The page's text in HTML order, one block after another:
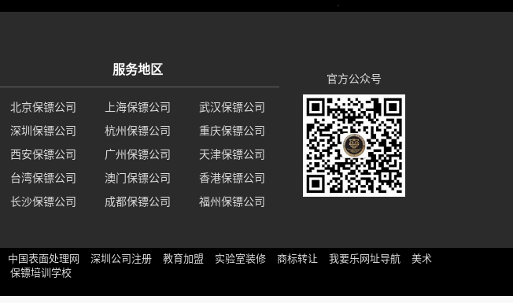
服务地区
北京保镖公司 上海保镖公司
武汉保镖公司
深圳保镖公司
杭州保镖公司
重庆保镖公司
西安保镖公司
广州保镖公司
天津保镖公司
台湾保镖公司
澳门保镖公司
香港保镖公司
长沙保镖公司
成都保镖公司 福州保镖公司
官方公众号
中国表面处理网 深圳公司注册 教育加盟 实验室装修 商标转让 我要乐网址导航
美术
保镖培训学校